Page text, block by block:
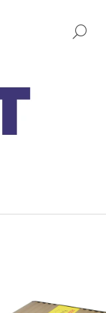
BIKE AGM READY